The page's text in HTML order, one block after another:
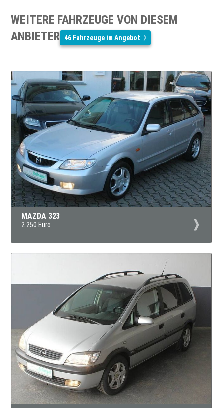
WEITERE FAHRZEUGE VON DIESEM
ANBIETER 46 Fahrzeuge im Angebot
MAZDA 323
2.250 Euro